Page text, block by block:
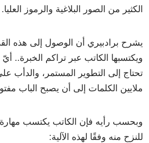
الكثير من الصور البلاغية والرموز العليا.
يشرح برادبيري أن الوصول إلى هذه
ويكتسبها الكاتب عبر تراكم الخبرة.. أيّ
تحتاج إلى التطوير المستمر، والدأب
ملايين الكلمات إلى أن يصبح الباب
وبحسب رأيه فإن الكاتب يكتسب مهارة
للنزح منه وفقًا لهذه الآلية: